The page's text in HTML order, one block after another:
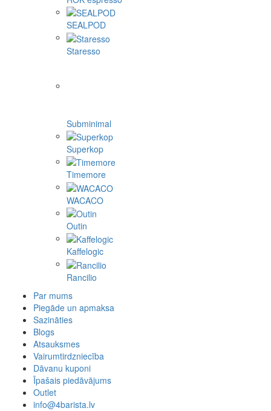
SEALPOD
Staresso
Subminimal
Superkop
Timemore
WACACO
Outin
Kaffelogic
Rancilio
Par mums
Piegāde un apmaksa
Sazināties
Blogs
Atsauksmes
Vairumtirdzniecība
Dāvanu kuponi
Īpašais piedāvājums
Outlet
info@4barista.lv